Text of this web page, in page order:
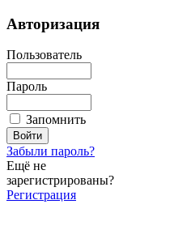
Авторизация
Пользователь
Пароль
Запомнить
Забыли пароль?
Ещё не
зарегистрированы?
Регистрация